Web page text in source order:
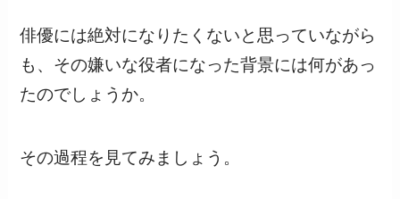
俳優には絶対になりたくないと思っていながら
も、その嫌いな役者になった背景には何があっ
たのでしょうか。
その過程を見てみましょう。